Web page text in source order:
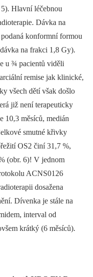
Hlavní léčebnou
Dávka na
konformní formou
na frakci 1,8 Gy).
u ¾ pacientů viděli
remise jak klinické,
všech dětí však došlo
již není terapeuticky
10,3 měsíců, medián
smutné křivky
OS2 činí 31,7 %,
(obr. 6)! V jednom
ACNS0126
dosažena
Dívenka je stále na
interval od
krátký (6 měsíců).